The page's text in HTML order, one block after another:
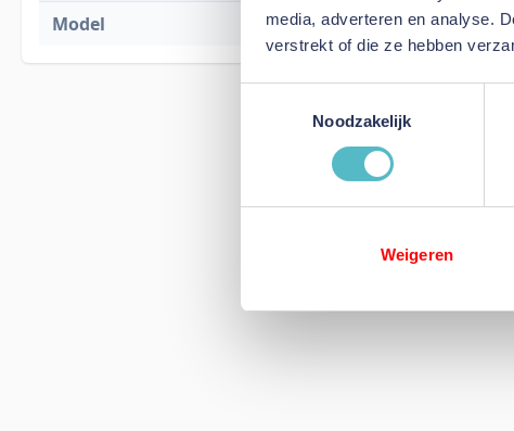
media, adverteren en analyse.
verstrekt of die ze hebben
Noodzakelijk
Weigeren
Model
Dreaming